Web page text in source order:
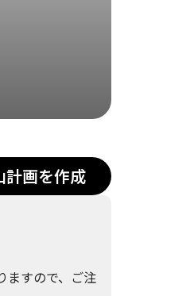
計画を作成
ますので、ご注